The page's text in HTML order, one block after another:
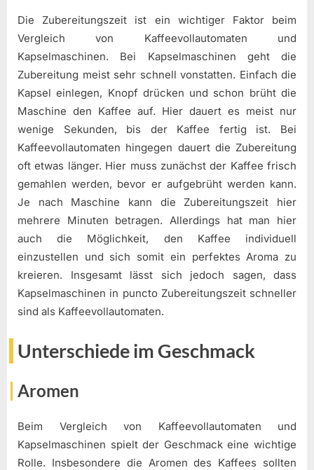
Die Zubereitungszeit ist ein wichtiger Faktor beim
Vergleich von Kaffeevollautomaten und
Kapselmaschinen. Bei Kapselmaschinen geht die
Zubereitung meist sehr schnell vonstatten. Einfach die
Kapsel einlegen, Knopf drücken und schon brüht die
Maschine den Kaffee auf. Hier dauert es meist nur
wenige Sekunden, bis der Kaffee fertig ist. Bei
Kaffeevollautomaten hingegen dauert die Zubereitung
oft etwas länger. Hier muss zunächst der Kaffee frisch
gemahlen werden, bevor er aufgebrüht werden kann.
Je nach Maschine kann die Zubereitungszeit hier
mehrere Minuten betragen. Allerdings hat man hier
auch die Möglichkeit, den Kaffee individuell
einzustellen und sich somit ein perfektes Aroma zu
kreieren. Insgesamt lässt sich jedoch sagen, dass
Kapselmaschinen in puncto Zubereitungszeit schneller
sind als Kaffeevollautomaten.
Unterschiede im Geschmack
Aromen
Beim Vergleich von Kaffeevollautomaten und
Kapselmaschinen spielt der Geschmack eine wichtige
Rolle. Insbesondere die Aromen des Kaffees sollten